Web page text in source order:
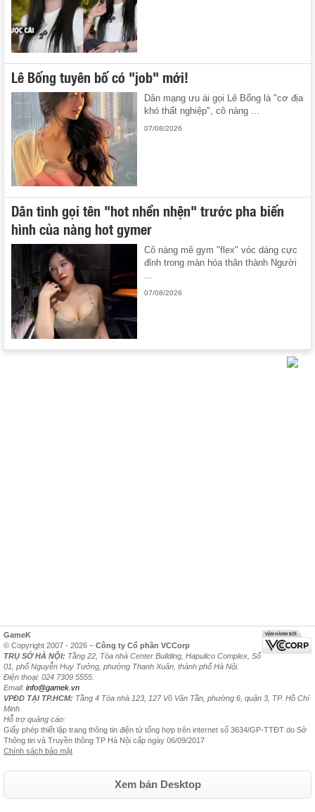
Lê Bống tuyên bố có "job" mới!
Dân mạng ưu ái gọi Lê Bống là "cơ địa
khó thất nghiệp", cô nàng ...
07/08/2026
Dân tình gọi tên "hot nhền nhện" trước pha biến
hình của nàng hot gymer
Cô nàng mê gym "flex" vóc dáng cực
đỉnh trong màn hóa thân thành Người
...
07/08/2026
GameK
© Copyright 2007 - 2026 – Công ty Cổ phần VCCorp
TRỤ SỞ HÀ NỘI: Tầng 22, Tòa nhà Center Building, Hapulico Complex, Số
01, phố Nguyễn Huy Tưởng, phường Thanh Xuân, thành phố Hà Nội.
Điện thoại: 024 7309 5555.
Email: info@gamek.vn
VPĐD TẠI TP.HCM: Tầng 4 Tòa nhà 123, 127 Võ Văn Tần, phường 6, quận 3, TP. Hồ Chí
Minh
Hỗ trợ quảng cáo:
Giấy phép thiết lập trang thông tin điện tử tổng hợp trên internet số 3634/GP-TTĐT do Sở
Thông tin và Truyền thông TP Hà Nội cấp ngày 06/09/2017
Chính sách bảo mật
Xem bản Desktop